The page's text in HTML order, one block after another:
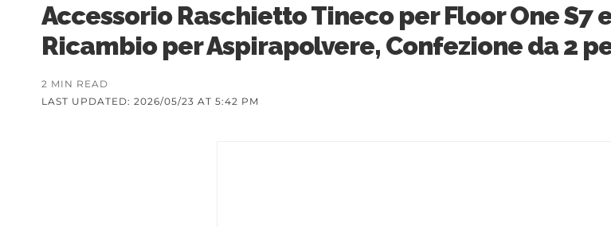
Accessorio Raschietto Tineco per Floor One S7
Ricambio per Aspirapolvere, Confezione da 2
LAST UPDATED: 2026/05/23 AT 5:42 PM
2 MIN READ